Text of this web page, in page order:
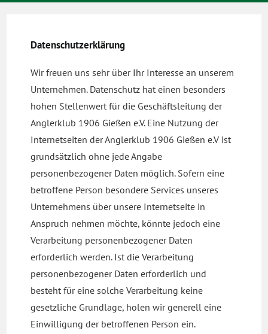
Datenschutzerklärung
Wir freuen uns sehr über Ihr Interesse an unserem
Unternehmen. Datenschutz hat einen besonders
hohen Stellenwert für die Geschäftsleitung der
Anglerklub 1906 Gießen e.V. Eine Nutzung der
Internetseiten der Anglerklub 1906 Gießen e.V ist
grundsätzlich ohne jede Angabe
personenbezogener Daten möglich. Sofern eine
betroffene Person besondere Services unseres
Unternehmens über unsere Internetseite in
Anspruch nehmen möchte, könnte jedoch eine
Verarbeitung personenbezogener Daten
erforderlich werden. Ist die Verarbeitung
personenbezogener Daten erforderlich und
besteht für eine solche Verarbeitung keine
gesetzliche Grundlage, holen wir generell eine
Einwilligung der betroffenen Person ein.